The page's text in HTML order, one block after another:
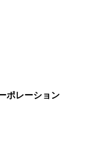
ポレーション